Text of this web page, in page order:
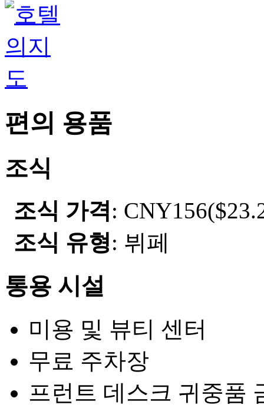
편의 용품
조식
조식 가격:
조식 유형: 뷔페
통용 시설
미용 및 뷰티 센터
무료 주차장
프런트 데스크 귀중품